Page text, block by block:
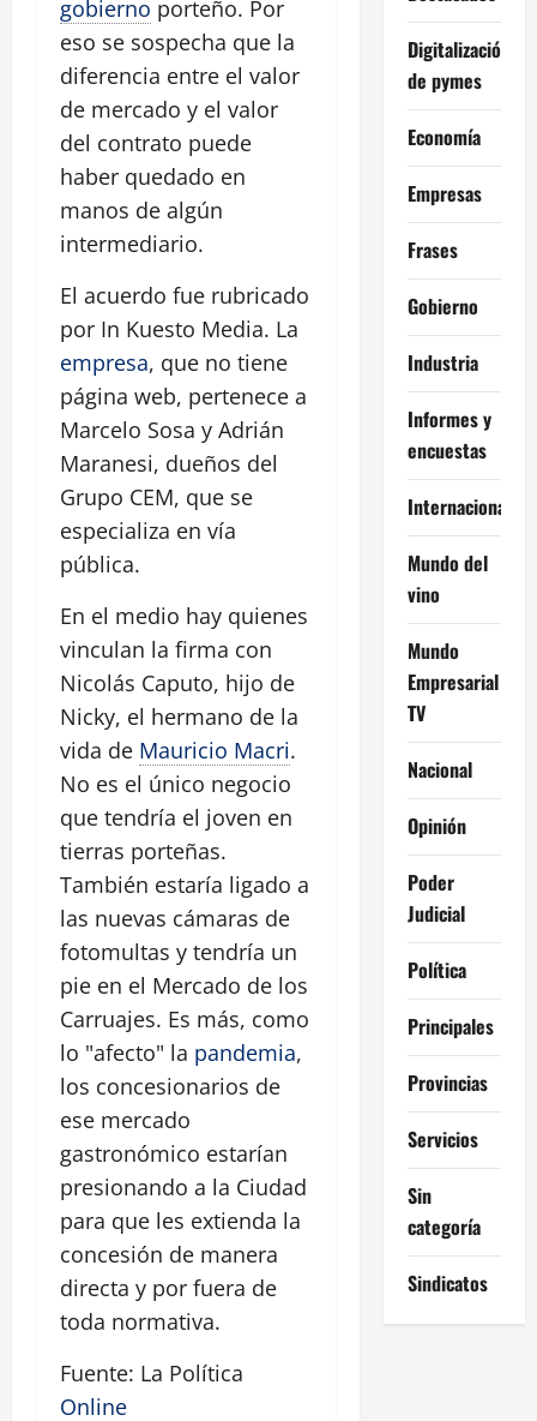
gobierno porteño. Por
eso se sospecha que la
diferencia entre el valor
de mercado y el valor
del contrato puede
haber quedado en
manos de algún
intermediario.
El acuerdo fue rubricado
por In Kuesto Media. La
empresa, que no tiene
página web, pertenece a
Marcelo Sosa y Adrián
Maranesi, dueños del
Grupo CEM, que se
especializa en vía
pública.
En el medio hay quienes
vinculan la firma con
Nicolás Caputo, hijo de
Nicky, el hermano de la
vida de Mauricio Macri.
No es el único negocio
que tendría el joven en
tierras porteñas.
También estaría ligado a
las nuevas cámaras de
fotomultas y tendría un
pie en el Mercado de los
Carruajes. Es más, como
lo "afecto" la pandemia,
los concesionarios de
ese mercado
gastronómico estarían
presionando a la Ciudad
para que les extienda la
concesión de manera
directa y por fuera de
toda normativa.
Fuente: La Política
Online
Digitalización
de pymes
Economía
Empresas
Frases
Gobierno
Industria
Informes y
encuestas
Internacional
Mundo del
vino
Mundo
Empresarial
TV
Nacional
Opinión
Poder
Judicial
Política
Principales
Provincias
Servicios
Sin
categoría
Sindicatos